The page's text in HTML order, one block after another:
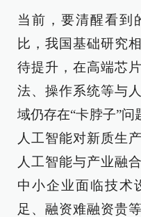
当前，要清醒看到
比，我国基础研究
待提升，在高端芯
法、操作系统等与
域仍存在“卡脖子”问
人工智能对新质生
人工智能与产业融
中小企业面临技术
足、融资难融资贵